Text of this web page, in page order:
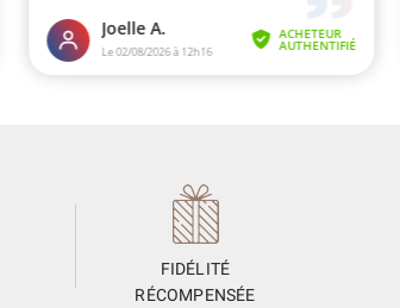
FIDÉLITÉ
RÉCOMPENSÉE